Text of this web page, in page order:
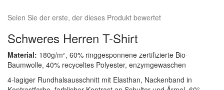
Seien Sie der erste, der dieses Produkt bewertet
Schweres Herren T-Shirt
Material: 180g/m², 60% ringgesponnene zertifizierte Bio-
Baumwolle, 40% recyceltes Polyester, enzymgewaschen
4-lagiger Rundhalsausschnitt mit Elasthan, Nackenband in